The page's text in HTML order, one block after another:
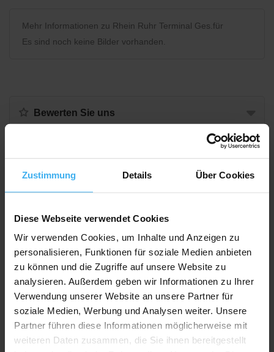
Zustimmung Details Über Cookies
Diese Webseite verwendet Cookies
Wir verwenden Cookies, um Inhalte und Anzeigen zu
personalisieren, Funktionen für soziale Medien anbieten
zu können und die Zugriffe auf unsere Website zu
analysieren. Außerdem geben wir Informationen zu Ihrer
Verwendung unserer Website an unsere Partner für
soziale Medien, Werbung und Analysen weiter. Unsere
Partner führen diese Informationen möglicherweise mit
weiteren Daten zusammen, die Sie ihnen bereitgestellt
Mehr Informationen zu Rhein Ruhr Terminal Ges.für
Es sind noch keine Bilder vorhanden.
Bewerten Sie uns